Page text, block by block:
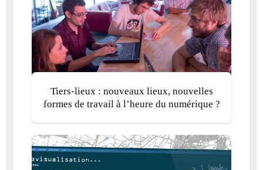
Tiers-lieux : nouveaux lieux, nouvelles
formes de travail à l’heure du numérique ?